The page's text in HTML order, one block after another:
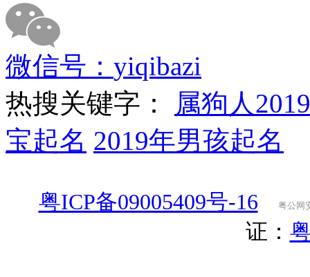
微信号： yiqibazi
热搜关键字：
属狗人
宝起名 2019年男孩起名
粤ICP备09005409号-16 粤公网
证：